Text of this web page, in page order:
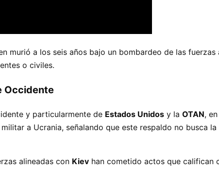
murió a los seis años bajo un bombardeo de las
o civiles.
Occidente
y particularmente de Estados Unidos y la OTAN,
a Ucrania, señalando que este respaldo no busca
alineadas con Kiev han cometido actos que califican